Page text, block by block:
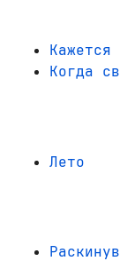
Кажется
Когда
Лето